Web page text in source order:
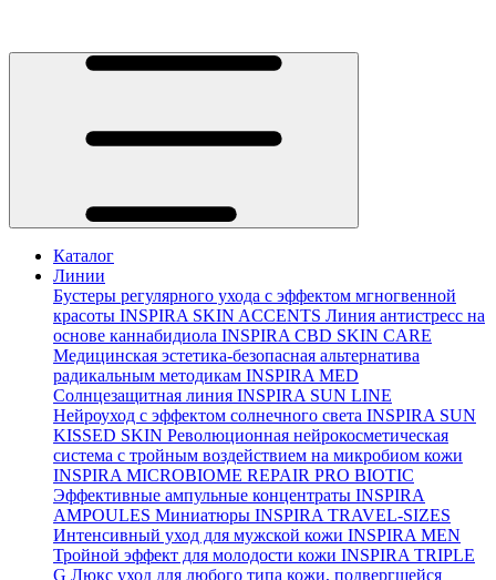
Каталог
Линии
Бустеры регулярного ухода с эффектом мгногвенной
красоты INSPIRA SKIN ACCENTS Линия антистресс на
основе каннабидиола INSPIRA CBD SKIN CARE
Медицинская эстетика-безопасная альтернатива
радикальным методикам INSPIRA MED
Солнцезащитная линия INSPIRA SUN LINE
Нейроуход с эффектом солнечного света INSPIRA SUN
KISSED SKIN Революционная нейрокосметическая
система с тройным воздействием на микробиом кожи
INSPIRA MICROBIOME REPAIR PRO BIOTIC
Эффективные ампульные концентраты INSPIRA
AMPOULES Миниатюры INSPIRA TRAVEL-SIZES
Интенсивный уход для мужской кожи INSPIRA MEN
Тройной эффект для молодости кожи INSPIRA TRIPLE
G Люкс уход для любого типа кожи, подвергшейся